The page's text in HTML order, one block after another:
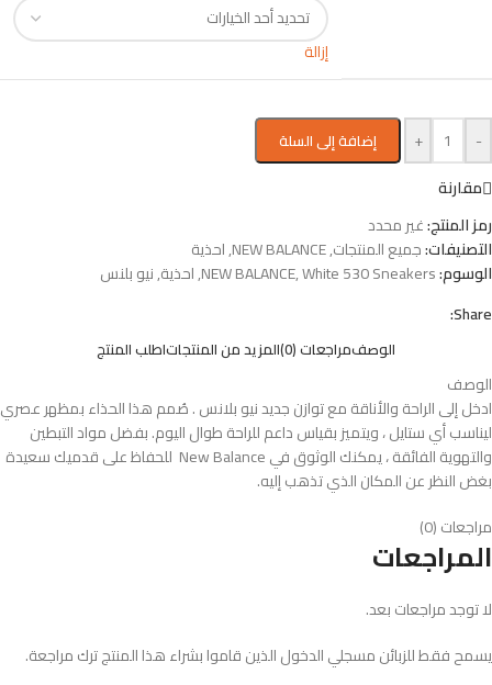
إزالة
-
+ إضافة إلى السلة
مقارنة
رمز المنتج:غير محدد
التصنيفات:جميع المنتجات,
NEW BALANCE
,احذية
الوسوم:
NEW BALANCE,White 530 Sneakers
,احذية,نيو بلنس
Share:
الوصفمراجعات (0) المزيد من المنتجاتاطلب المنتج
الوصف
ادخل إلى الراحة والأناقة مع توازن جديد نيو بلانس . صُمم هذا الحذاء بمظهر عصري
ليناسب أي ستايل ، ويتميز بقياس داعم للراحة طوال اليوم. بفضل مواد التبطين
والتهوية الفائقة ، يمكنك الوثوق في New Balance للحفاظ على قدميك سعيدة
بغض النظر عن المكان الذي تذهب إليه.
مراجعات (0)
المراجعات
لا توجد مراجعات بعد.
يسمح فقط للزبائن مسجلي الدخول الذين قاموا بشراء هذا المنتج ترك مراجعة.